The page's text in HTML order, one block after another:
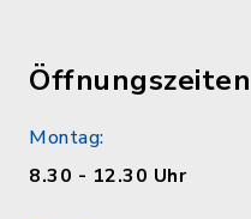
Öffnungszeiten
Montag:
8.30 - 12.30 Uhr